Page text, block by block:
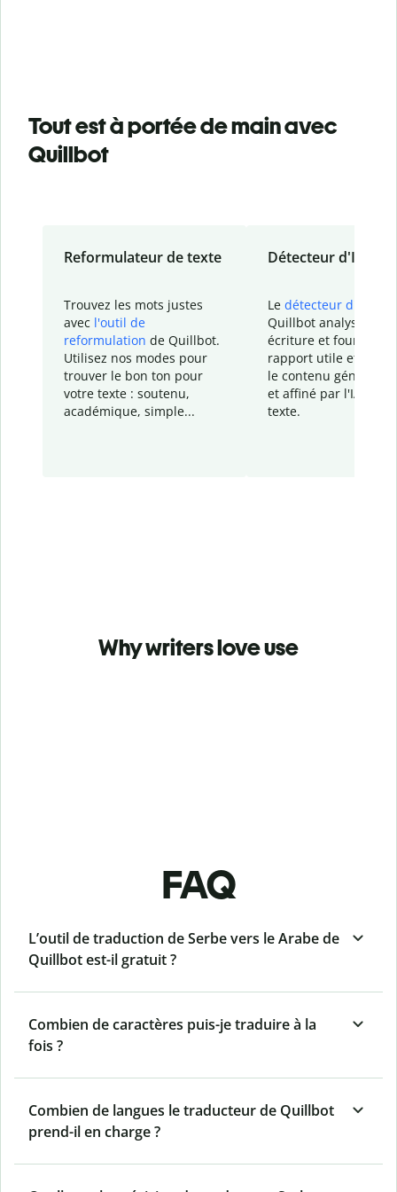
Tout est à portée de main avec
Quillbot
Reformulateur de texte
Trouvez les mots justes
avec l'outil de
reformulation de Quillbot.
Utilisez nos modes pour
trouver le bon ton pour
votre texte : soutenu,
académique, simple...
Détecteur d'IA
Le détecteur d'IA
Quillbot analyse votre
écriture et fournit un
rapport utile et
le contenu généré
et affiné par l'IA
texte.
Why writers love use
FAQ
L’outil de traduction de Serbe vers le Arabe de
Quillbot est-il gratuit ?
Combien de caractères puis-je traduire à la
fois ?
Combien de langues le traducteur de Quillbot
prend-il en charge ?